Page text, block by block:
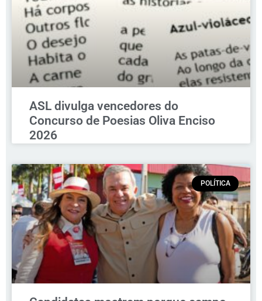
ASL divulga vencedores do
Concurso de Poesias Oliva Enciso
2026
POLÍTICA